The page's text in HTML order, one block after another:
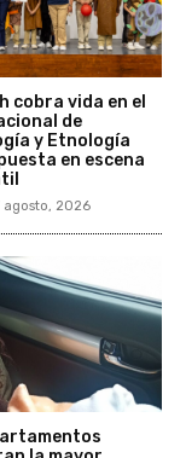
cobra vida en el
de
y Etnología
en escena
agosto, 2026